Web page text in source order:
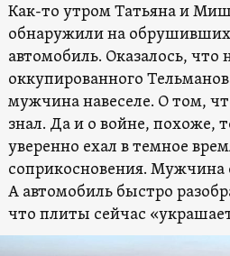
Как-то утром Татьяна и
обнаружили на
автомобиль. Оказалось, что
оккупированного
мужчина навеселе. О том,
знал. Да и о войне, похоже,
уверенно ехал в темное
соприкосновения. Мужчина
А автомобиль быстро
что плиты сейчас